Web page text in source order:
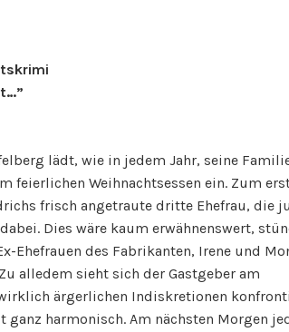
lädt, wie in jedem Jahr, seine
feierlichen Weihnachtsessen ein. Zum
frisch angetraute dritte Ehefrau, die
Dies wäre kaum erwähnenswert,
Ehefrauen des Fabrikanten, Irene und
alledem sieht sich der Gastgeber am
ärgerlichen Indiskretionen
ganz harmonisch. Am nächsten Morgen